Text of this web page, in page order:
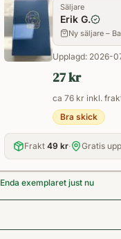
Säljare
Erik G.
Ny säljare –
Upplagd: 2026-
27 kr
ca 76 kr inkl.
Bra skick
Frakt 49 kr· Gratis
Enda exemplaret just nu